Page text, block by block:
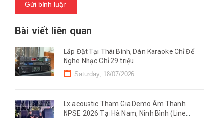
Gửi bình luận
Bài viết liên quan
Lắp Đặt Tại Thái Bình, Dàn Karaoke Chỉ Để
Nghe Nhạc Chỉ 29 triệu
Saturday, 18/07/2026
Lx acoustic Tham Gia Demo Âm Thanh
NPSE 2026 Tại Hà Nam, Ninh Bình (Line